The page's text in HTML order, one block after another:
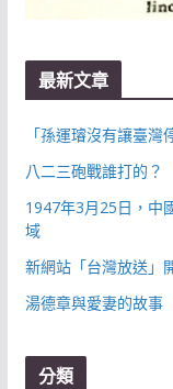
最新文章
「孫運璿沒有讓臺
八二三砲戰誰打的？
1947年3月25日，中
域
新網站「台灣放送」
湯德章與愛妻的故事
分類